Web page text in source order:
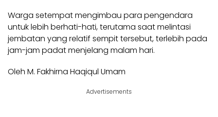
Warga setempat mengimbau para pengendara
untuk lebih berhati-hati, terutama saat melintasi
jembatan yang relatif sempit tersebut, terlebih pada
jam-jam padat menjelang malam hari.
Oleh M. Fakhirna Haqiqul Umam
Advertisements